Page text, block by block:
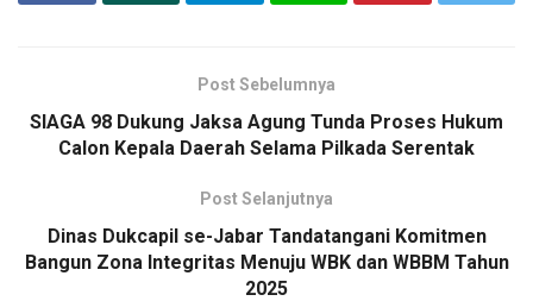
Post Sebelumnya
SIAGA 98 Dukung Jaksa Agung Tunda Proses Hukum
Calon Kepala Daerah Selama Pilkada Serentak
Post Selanjutnya
Dinas Dukcapil se-Jabar Tandatangani Komitmen
Bangun Zona Integritas Menuju WBK dan WBBM Tahun
2025